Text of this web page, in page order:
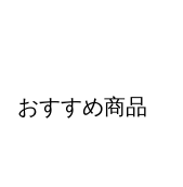
おすすめ商品